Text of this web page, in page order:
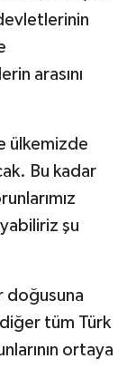
arasını
ülkemizde
Bu kadar
şu
doğusuna
tüm Türk
ortaya